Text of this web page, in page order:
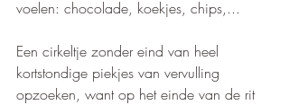
voelen: chocolade, koekjes, chips,...
Een cirkeltje zonder eind van heel
kortstondige piekjes van vervulling
opzoeken, want op het einde van de rit